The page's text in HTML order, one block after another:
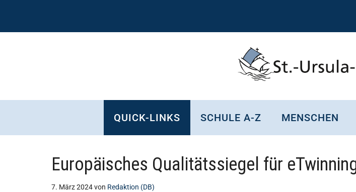
springen
secondary
springen
springen
St.
Ursula
Attendorn
Persönlichkeit,
QUICK-LINKS SCHULE A-Z MENSCHEN
Europäisches Qualitätssiegel für
7. März 2024von Redaktion (DB)